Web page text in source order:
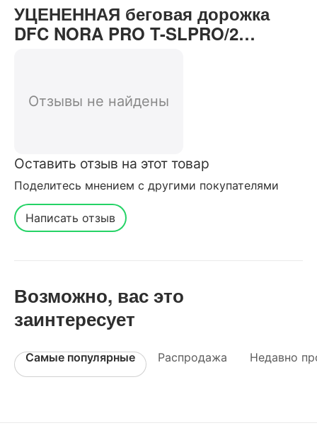
УЦЕНЕННАЯ беговая дорожка
DFC NORA PRO T-SLPRO/2
магазина
Отзывы не найдены
Оставить отзыв на этот товар
Поделитесь мнением с другими покупателями
Написать отзыв
Возможно, вас это
заинтересует
Самые популярные Распродажа Недавно